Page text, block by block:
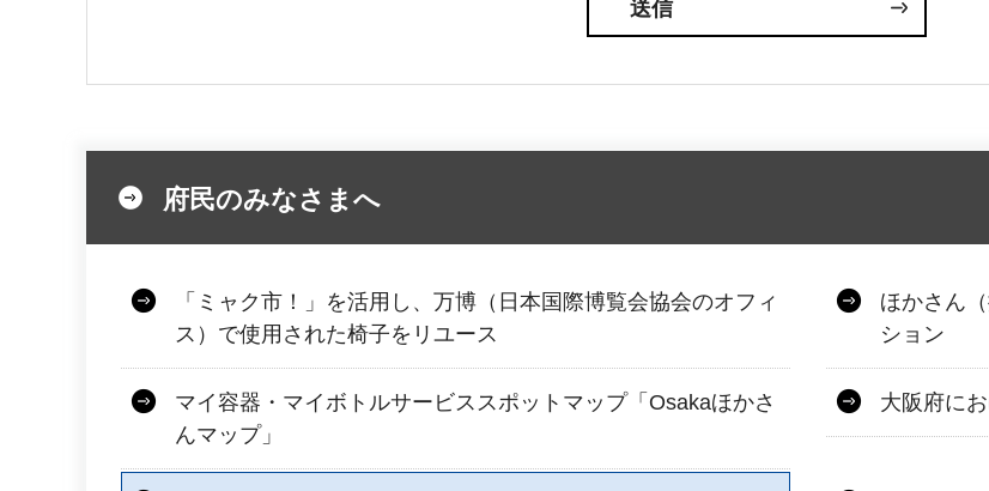
府民のみなさまへ
「ミャク市！」を活用し、万博（日本国際博覧会協会のオフィ
ス）で使用された椅子をリユース
ほかさん
ション
マイ容器・マイボトルサービススポットマップ「Osakaほかさ
んマップ」
大阪府に